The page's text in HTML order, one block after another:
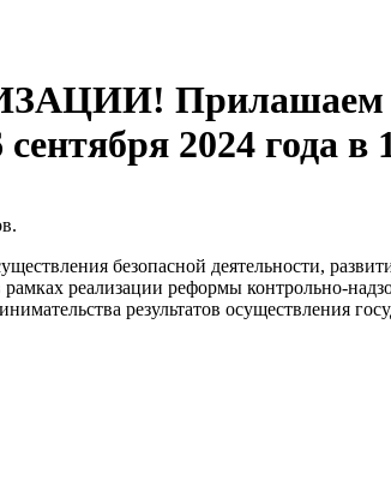
Прилашаем
2024 года в
безопасной деятельности,
реализации реформы контрольно-
результатов осуществления